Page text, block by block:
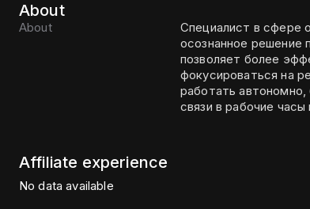
About
About
Специалист в сфере
осознанное решение
позволяет более
фокусироваться на
работать
связи в рабочие
Affiliate experience
No data available